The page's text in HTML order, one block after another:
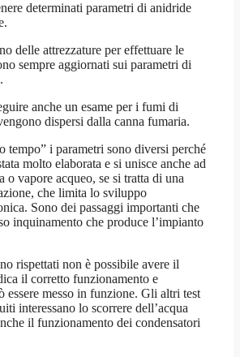
determinati parametri di anidride
delle attrezzature per effettuare le
sempre aggiornati sui parametri di
anche un esame per i fumi di
dispersi dalla canna fumaria.
tempo” i parametri sono diversi perché
molto elaborata e si unisce anche ad
o vapore acqueo, se si tratta di una
che limita lo sviluppo
Sono dei passaggi importanti che
inquinamento che produce l’impianto
rispettati non è possibile avere il
il corretto funzionamento e
essere messo in funzione. Gli altri test
interessano lo scorrere dell’acqua
il funzionamento dei condensatori